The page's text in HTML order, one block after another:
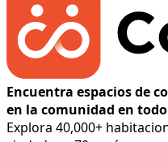
Encuentra espacios de
en la comunidad en
Explora 40,000+